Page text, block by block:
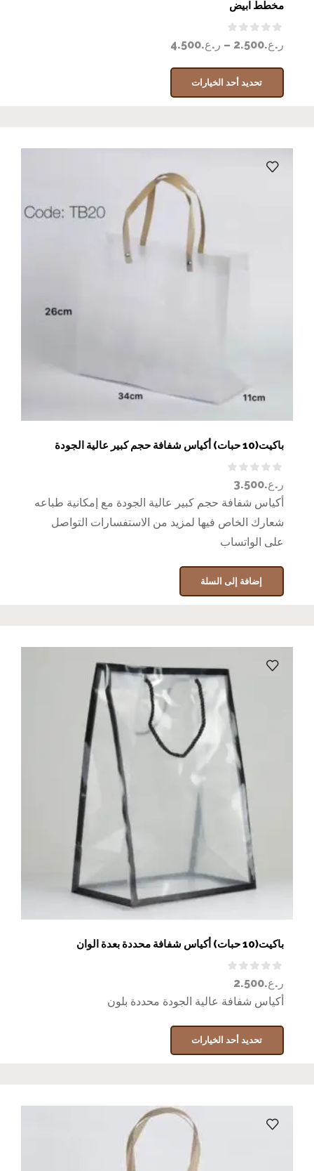
مخطط ابيض
ر.ع.2.500
– ر.ع.4.500
تحديد أحد الخيارات
باكيت(10 حبات) أكياس شفافة حجم كبير عالية الجودة
ر.ع.3.500
أكياس شفافة حجم كبير عالية الجودة مع إمكانية طباعه
شعارك الخاص فيها لمزيد من الاستفسارات التواصل
على الواتساب
إضافة إلى السلة
باكيت(10 حبات) أكياس شفافة محددة بعدة الوان
ر.ع.2.500
أكياس شفافة عالية الجودة محددة بلون
تحديد أحد الخيارات